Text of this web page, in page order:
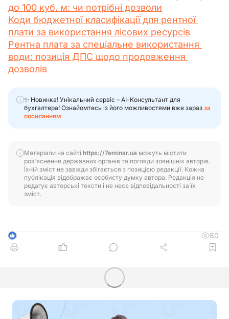
до 100 куб. м: чи потрібні дозволи
Коди бюджетної класифікації для рентної
плати за використання лісових ресурсів
Рентна плата за спеціальне використання
води: позиція ДПС щодо продовження
дозволів
✨ Новинка! Унікальний сервіс – АІ-Консультант для
бухгалтера! Ознайомтесь із його можливостями вже зараз за
посиланням
Матеріали на сайті https://7eminar.ua можуть містити
роз'яснення державних органів та погляди зовнішніх авторів.
Їхній зміст не завжди збігається з позицією редакції. Кожна
публікація відображає особисту думку автора. Редакція не
редагує авторські тексти і не несе відповідальності за їх
зміст.
4 80